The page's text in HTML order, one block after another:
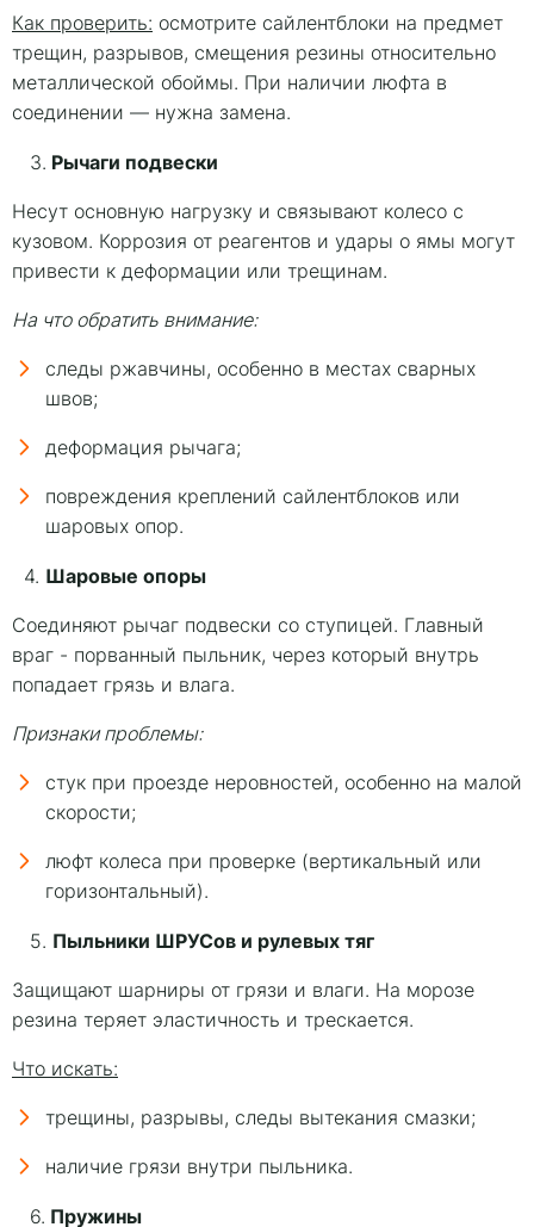
Как проверить: осмотрите сайлентблоки на предмет
трещин, разрывов, смещения резины относительно
металлической обоймы. При наличии люфта в
соединении — нужна замена.
3. Рычаги подвески
Несут основную нагрузку и связывают колесо с
кузовом. Коррозия от реагентов и удары о ямы могут
привести к деформации или трещинам.
На что обратить внимание:
следы ржавчины, особенно в местах сварных
швов;
деформация рычага;
повреждения креплений сайлентблоков или
шаровых опор.
4. Шаровые опоры
Соединяют рычаг подвески со ступицей. Главный
враг - порванный пыльник, через который внутрь
попадает грязь и влага.
Признаки проблемы:
стук при проезде неровностей, особенно на малой
скорости;
люфт колеса при проверке (вертикальный или
горизонтальный).
5. Пыльники ШРУСов и рулевых тяг
Защищают шарниры от грязи и влаги. На морозе
резина теряет эластичность и трескается.
Что искать:
трещины, разрывы, следы вытекания смазки;
наличие грязи внутри пыльника.
6. Пружины